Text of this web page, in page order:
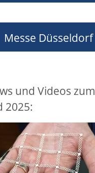
Messe Düsseldorf
und Videos zum
2025: